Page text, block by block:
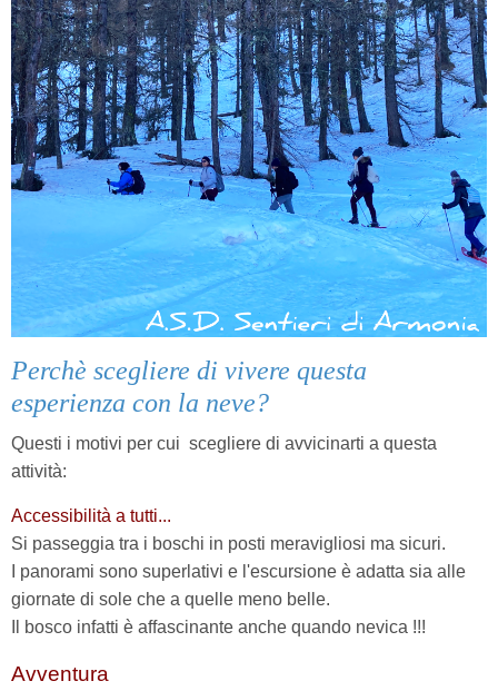
Perchè scegliere di vivere questa
esperienza con la neve?
Questi i motivi per cui scegliere di avvicinarti a questa
attività:
Accessibilità a tutti...
Si passeggia tra i boschi in posti meravigliosi ma sicuri.
I panorami sono superlativi e l'escursione è adatta sia alle
giornate di sole che a quelle meno belle.
Il bosco infatti è affascinante anche quando nevica !!!
Avventura